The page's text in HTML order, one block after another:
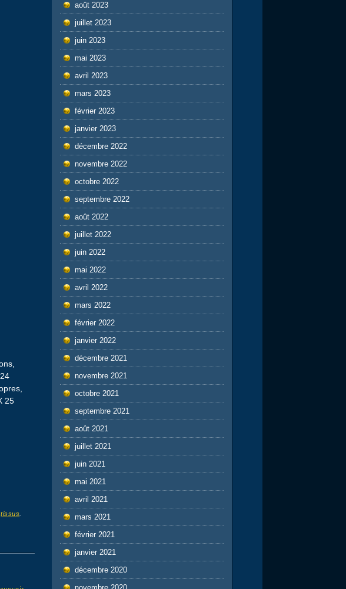
25
tissus
août 2023
juillet 2023
juin 2023
mai 2023
avril 2023
mars 2023
février 2023
janvier 2023
décembre 2022
novembre 2022
octobre 2022
septembre 2022
août 2022
juillet 2022
juin 2022
mai 2022
avril 2022
mars 2022
février 2022
janvier 2022
décembre 2021
novembre 2021
octobre 2021
septembre 2021
août 2021
juillet 2021
juin 2021
mai 2021
avril 2021
mars 2021
février 2021
janvier 2021
décembre 2020